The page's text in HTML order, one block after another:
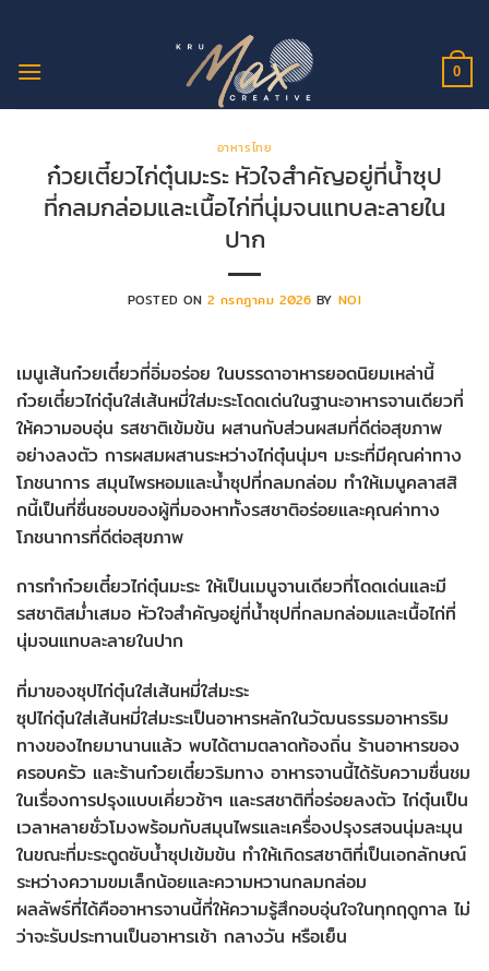
ยัง
0
อาหารไทย
ก๋วยเตี๋ยวไก่ตุ๋นมะระ หัวใจสำคัญอยู่ที่น้ำซุป
ที่กลมกล่อมและเนื้อไก่ที่นุ่มจนแทบละลายใน
ปาก
POSTED ON2 กรกฎาคม 2026 BY NOI
เมนูเส้นก๋วยเตี๋ยวที่อิ่มอร่อย ในบรรดาอาหารยอดนิยมเหล่านี้
ก๋วยเตี๋ยวไก่ตุ๋นใส่เส้นหมี่ใส่มะระโดดเด่นในฐานะอาหารจานเดียวที่
ให้ความอบอุ่น รสชาติเข้มข้น ผสานกับส่วนผสมที่ดีต่อสุขภาพ
อย่างลงตัว การผสมผสานระหว่างไก่ตุ๋นนุ่มๆ มะระที่มีคุณค่าทาง
โภชนาการ สมุนไพรหอมและน้ำซุปที่กลมกล่อม ทำให้เมนูคลาสสิ
กนี้เป็นที่ชื่นชอบของผู้ที่มองหาทั้งรสชาติอร่อยและคุณค่าทาง
โภชนาการที่ดีต่อสุขภาพ
การทำก๋วยเตี๋ยวไก่ตุ๋นมะระ ให้เป็นเมนูจานเดียวที่โดดเด่นและมี
รสชาติสม่ำเสมอ หัวใจสำคัญอยู่ที่น้ำซุปที่กลมกล่อมและเนื้อไก่ที่
นุ่มจนแทบละลายในปาก
ที่มาของซุปไก่ตุ๋นใส่เส้นหมี่ใส่มะระ
ซุปไก่ตุ๋นใส่เส้นหมี่ใส่มะระเป็นอาหารหลักในวัฒนธรรมอาหารริม
ทางของไทยมานานแล้ว พบได้ตามตลาดท้องถิ่น ร้านอาหารของ
ครอบครัว และร้านก๋วยเตี๋ยวริมทาง อาหารจานนี้ได้รับความชื่นชม
ในเรื่องการปรุงแบบเคี่ยวช้าๆ และรสชาติที่อร่อยลงตัว ไก่ตุ๋นเป็น
เวลาหลายชั่วโมงพร้อมกับสมุนไพรและเครื่องปรุงรสจนนุ่มละมุน
ในขณะที่มะระดูดซับน้ำซุปเข้มข้น ทำให้เกิดรสชาติที่เป็นเอกลักษณ์
ระหว่างความขมเล็กน้อยและความหวานกลมกล่อม
ผลลัพธ์ที่ได้คืออาหารจานนี้ที่ให้ความรู้สึกอบอุ่นใจในทุกฤดูกาล ไม่
ว่าจะรับประทานเป็นอาหารเช้า กลางวัน หรือเย็น